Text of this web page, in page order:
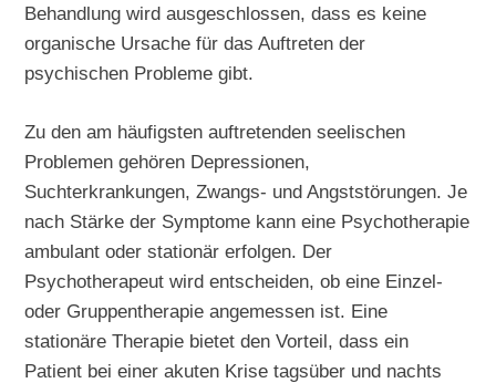
Behandlung wird ausgeschlossen, dass es keine
organische Ursache für das Auftreten der
psychischen Probleme gibt.
Zu den am häufigsten auftretenden seelischen
Problemen gehören Depressionen,
Suchterkrankungen, Zwangs- und Angststörungen. Je
nach Stärke der Symptome kann eine Psychotherapie
ambulant oder stationär erfolgen. Der
Psychotherapeut wird entscheiden, ob eine Einzel-
oder Gruppentherapie angemessen ist. Eine
stationäre Therapie bietet den Vorteil, dass ein
Patient bei einer akuten Krise tagsüber und nachts